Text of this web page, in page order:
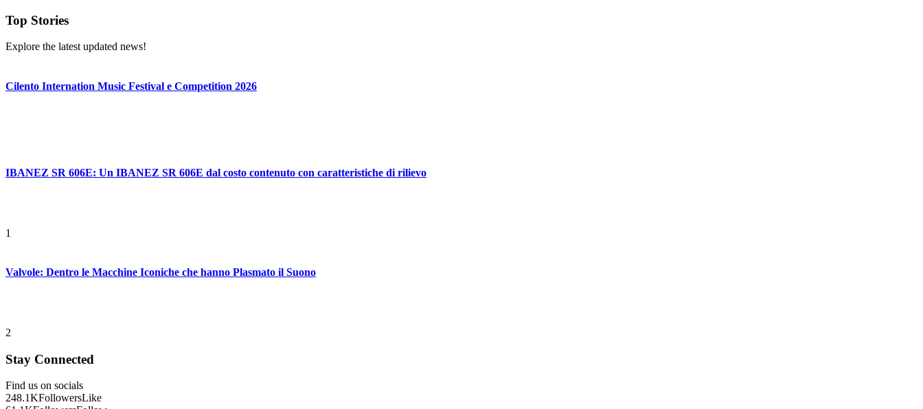
Top Stories
Explore the latest updated news!
Cilento Internation Music Festival e Competition 2026
IBANEZ SR 606E: Un IBANEZ SR 606E dal costo contenuto con caratteristiche di rilievo
1
Valvole: Dentro le Macchine Iconiche che hanno Plasmato il Suono
2
Stay Connected
Find us on socials
248.1KFollowersLike